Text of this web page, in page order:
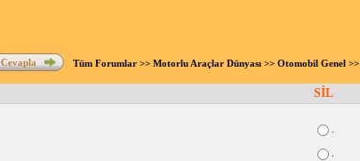
Cevapla Tüm Forumlar>> Motorlu Araçlar Dünyası>> Otomobil Genel>>
SİL